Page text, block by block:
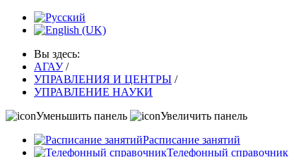
Вы здесь:
АГАУ /
УПРАВЛЕНИЯ И ЦЕНТРЫ /
УПРАВЛЕНИЕ НАУКИ
Уменьшить панель
Увеличить панель
Расписание занятий
Телефонный справочник